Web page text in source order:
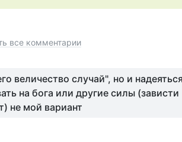
все комментарии
величество случай", но и надеяться
на бога или другие силы (зависти
не мой вариант